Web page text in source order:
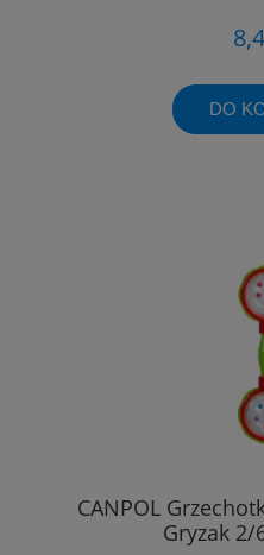
DO
CANPOL
Gryzak 2/